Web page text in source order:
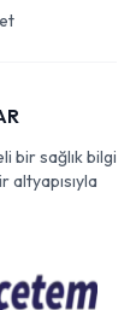
bir sağlık bilgi